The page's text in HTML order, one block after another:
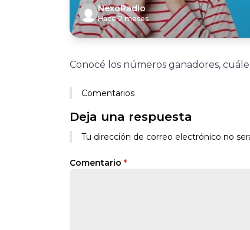
NexoRadio
Hace 2 meses
Conocé los números ganadores,
Comentarios
Deja una respuesta
Tu dirección de correo electrónico no
Comentario *